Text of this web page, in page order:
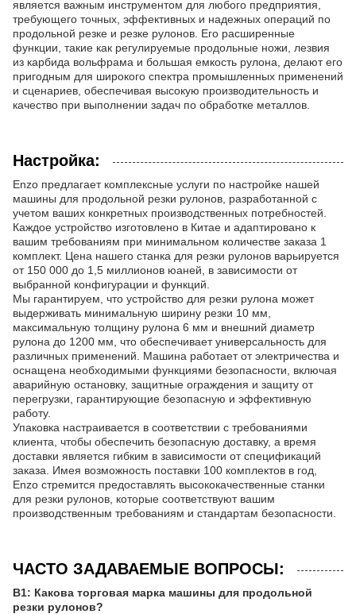
является важным инструментом для любого предприятия,
требующего точных, эффективных и надежных операций по
продольной резке и резке рулонов. Его расширенные
функции, такие как регулируемые продольные ножи, лезвия
из карбида вольфрама и большая емкость рулона, делают его
пригодным для широкого спектра промышленных применений
и сценариев, обеспечивая высокую производительность и
качество при выполнении задач по обработке металлов.
Настройка:
Enzo предлагает комплексные услуги по настройке нашей
машины для продольной резки рулонов, разработанной с
учетом ваших конкретных производственных потребностей.
Каждое устройство изготовлено в Китае и адаптировано к
вашим требованиям при минимальном количестве заказа 1
комплект. Цена нашего станка для резки рулонов варьируется
от 150 000 до 1,5 миллионов юаней, в зависимости от
выбранной конфигурации и функций.
Мы гарантируем, что устройство для резки рулона может
выдерживать минимальную ширину резки 10 мм,
максимальную толщину рулона 6 мм и внешний диаметр
рулона до 1200 мм, что обеспечивает универсальность для
различных применений. Машина работает от электричества и
оснащена необходимыми функциями безопасности, включая
аварийную остановку, защитные ограждения и защиту от
перегрузки, гарантирующие безопасную и эффективную
работу.
Упаковка настраивается в соответствии с требованиями
клиента, чтобы обеспечить безопасную доставку, а время
доставки является гибким в зависимости от спецификаций
заказа. Имея возможность поставки 100 комплектов в год,
Enzo стремится предоставлять высококачественные станки
для резки рулонов, которые соответствуют вашим
производственным требованиям и стандартам безопасности.
ЧАСТО ЗАДАВАЕМЫЕ ВОПРОСЫ:
В1: Какова торговая марка машины для продольной
резки рулонов?